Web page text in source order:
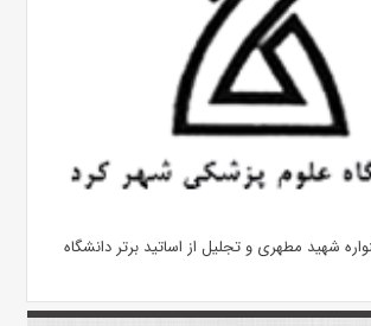
شهید مطهری و تجلیل از اساتید برتر دانشگاه